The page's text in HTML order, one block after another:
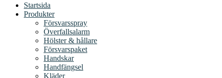
Startsida
Produkter
Försvarsspray
Överfallsalarm
Hölster & hållare
Försvarspaket
Handskar
Handfängsel
Kläder